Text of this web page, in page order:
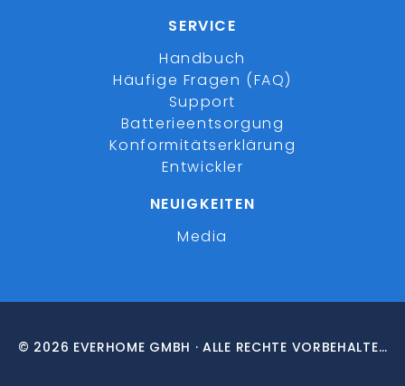
SERVICE
Handbuch
Häufige Fragen (FAQ)
Support
Batterieentsorgung
Konformitätserklärung
Entwickler
NEUIGKEITEN
Media
© 2026 EVERHOME GMBH · ALLE RECHTE VORBEHALTEN